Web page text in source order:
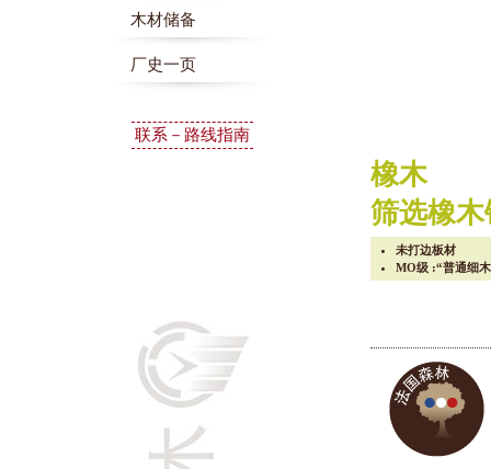
木材储备
厂史一页
联系－路线指南
橡木
筛选橡
未打边板材
MO级 :“普通细